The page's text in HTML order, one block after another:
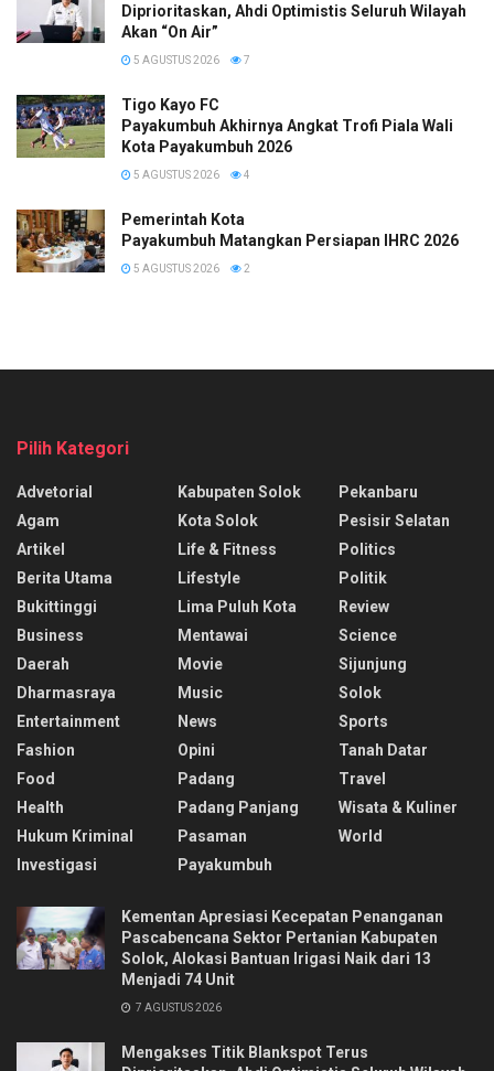
Diprioritaskan, Ahdi Optimistis Seluruh Wilayah
Akan “On Air”
5 AGUSTUS 2026 7
Tigo Kayo FC
Payakumbuh Akhirnya Angkat Trofi Piala Wali
Kota Payakumbuh 2026
5 AGUSTUS 2026 4
Pemerintah Kota
Payakumbuh Matangkan Persiapan IHRC 2026
5 AGUSTUS 2026 2
Pilih Kategori
Advetorial
Agam
Artikel
Berita Utama
Bukittinggi
Business
Daerah
Dharmasraya
Entertainment
Fashion
Food
Health
Hukum Kriminal
Investigasi
Kabupaten Solok
Kota Solok
Life & Fitness
Lifestyle
Lima Puluh Kota
Mentawai
Movie
Music
News
Opini
Padang
Padang Panjang
Pasaman
Payakumbuh
Pekanbaru
Pesisir Selatan
Politics
Politik
Review
Science
Sijunjung
Solok
Sports
Tanah Datar
Travel
Wisata & Kuliner
World
Kementan Apresiasi Kecepatan Penanganan
Pascabencana Sektor Pertanian Kabupaten
Solok, Alokasi Bantuan Irigasi Naik dari 13
Menjadi 74 Unit
7 AGUSTUS 2026
Mengakses Titik Blankspot Terus